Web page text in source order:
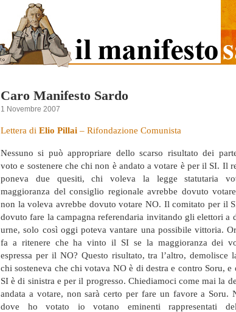
Caro Manifesto Sardo
1 Novembre 2007
Lettera di Elio Pillai – Rifondazione Comunista
Nessuno si può appropriare dello scarso risultato dei
voto e sostenere che chi non è andato a votare è per il SI. Il
poneva due quesiti, chi voleva la legge statutaria
maggioranza del consiglio regionale avrebbe dovuto
non la voleva avrebbe dovuto votare NO. Il comitato per il
dovuto fare la campagna referendaria invitando gli elettori a
urne, solo così oggi poteva vantare una possibile vittoria.
fa a ritenere che ha vinto il SI se la maggioranza dei
espressa per il NO? Questo risultato, tra l’altro, demolisce
chi sosteneva che chi votava NO è di destra e contro Soru, e
SI è di sinistra e per il progresso. Chiediamoci come mai la
andata a votare, non sarà certo per fare un favore a Soru.
dove ho votato io votano eminenti rappresentati